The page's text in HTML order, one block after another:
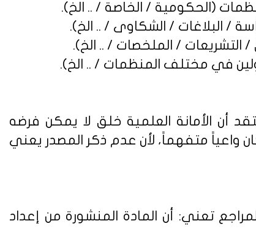
أن الأمانة العلمية خلق لا يمكن فرضه
متفهماً، لأن عدم ذكر المصدر يعني
تعني: أن المادة المنشورة من إعداد